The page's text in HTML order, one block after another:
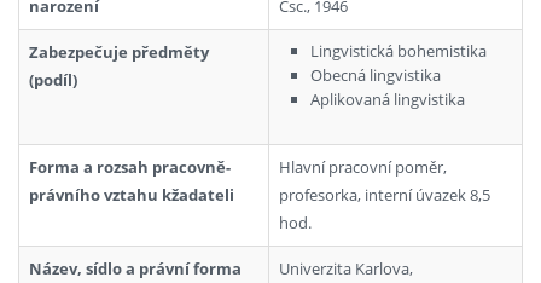
narození Csc., 1946
Zabezpečuje předměty
(podíl)
Lingvistická bohemistika
Obecná lingvistika
Aplikovaná lingvistika
Forma a rozsah pracovně-
právního vztahu kžadateli
Hlavní pracovní poměr,
profesorka, interní úvazek 8,5
hod.
Název, sídlo a právní forma
Univerzita Karlova,